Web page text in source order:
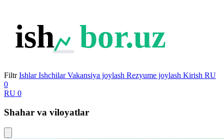
ish bor.uz
Filtr Ishlar Ishchilar Vakansiya joylash Rezyume joylash Kirish RU
0
RU 0
Shahar va viloyatlar